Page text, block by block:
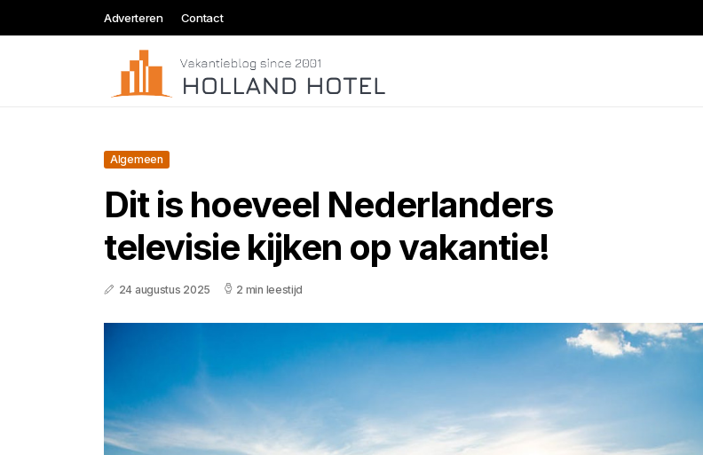
Adverteren Contact
Algemeen
Dit is hoeveel Nederlanders
televisie kijken op vakantie!
24 augustus 2025 2 min leestijd